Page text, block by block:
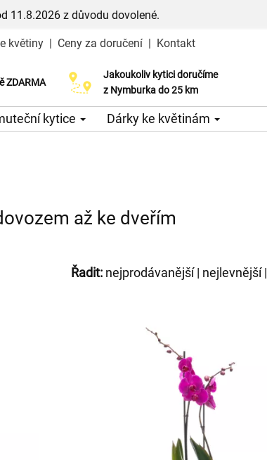
11.8.2026 z důvodu dovolené.
květiny | Ceny za doručení | Kontakt
ZDARMA
doručení
Jakoukoliv kytici doručíme
z Nymburka do 25 km
Možnost vyzvednout v naší květince
kytice Dárky ke květinám
až ke dveřím
Řadit: nejprodávanější| nejlevnější|